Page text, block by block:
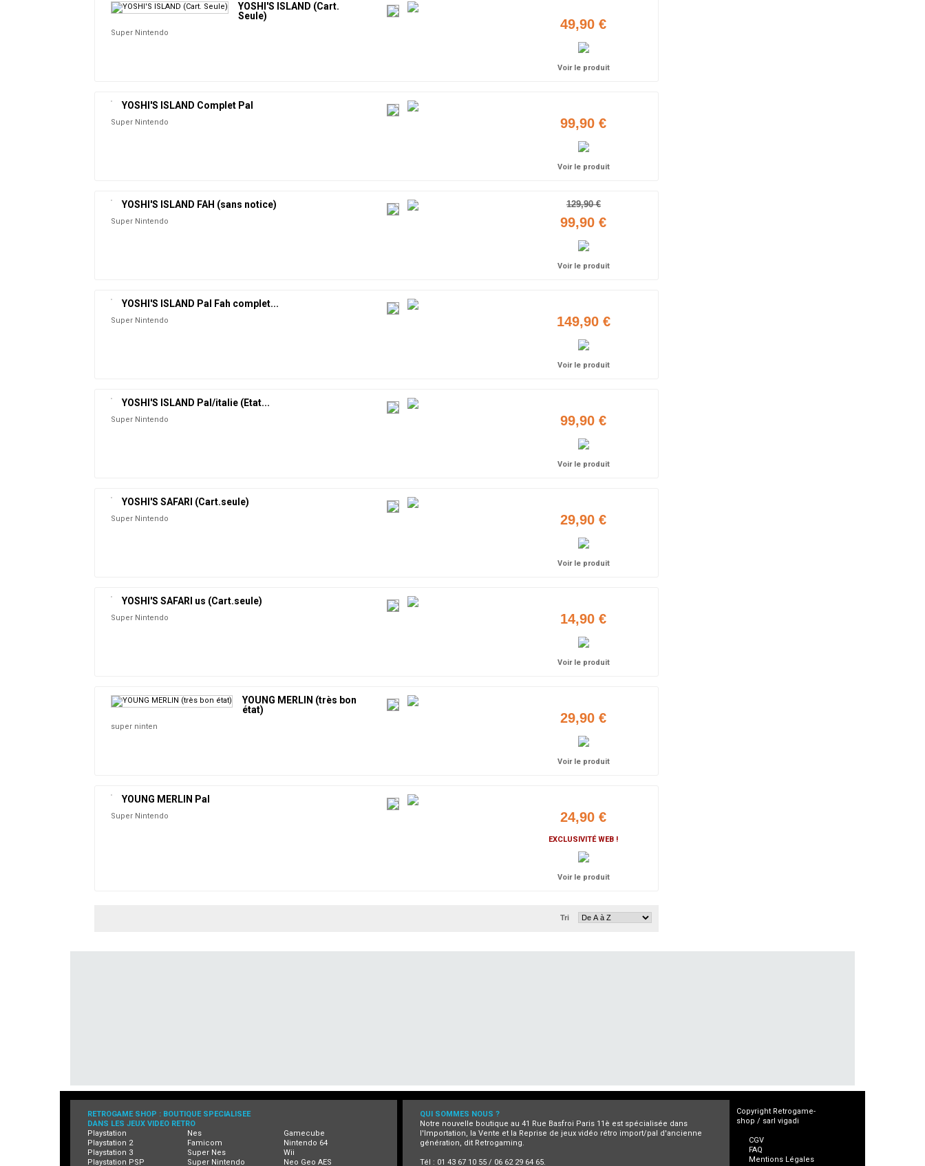
YOSHI'S ISLAND (Cart.
Seule)
Super Nintendo
49,90 €
Voir le produit
YOSHI'S ISLAND Complet Pal
Super Nintendo 99,90 €
Voir le produit
YOSHI'S ISLAND FAH (sans notice)
Super Nintendo
129,90 €
99,90 €
Voir le produit
YOSHI'S ISLAND Pal Fah complet...
Super Nintendo 149,90 €
Voir le produit
YOSHI'S ISLAND Pal/italie (Etat...
Super Nintendo 99,90 €
Voir le produit
YOSHI'S SAFARI (Cart.seule)
Super Nintendo 29,90 €
Voir le produit
YOSHI'S SAFARI us (Cart.seule)
Super Nintendo 14,90 €
Voir le produit
YOUNG MERLIN (très bon
état)
super ninten
29,90 €
Voir le produit
YOUNG MERLIN Pal
Super Nintendo 24,90 €
EXCLUSIVITÉ WEB !
Voir le produit
Tri
RETROGAME SHOP : BOUTIQUE SPECIALISEE
DANS LES JEUX VIDEO RETRO
Playstation
Playstation 2
Playstation 3
Playstation PSP
Nes
Famicom
Super Nes
Super Nintendo
Gamecube
Nintendo 64
Wii
Neo Geo AES
QUI SOMMES NOUS ?
Notre nouvelle boutique au 41 Rue Basfroi Paris 11è est spécialisée dans
l'Importation, la Vente et la Reprise de jeux vidéo rétro import/pal d'ancienne
génération, dit Retrogaming.
Tél : 01 43 67 10 55 / 06 62 29 64 65.
Copyright Retrogame-
shop / sarl vigadi
CGV
FAQ
Mentions Légales